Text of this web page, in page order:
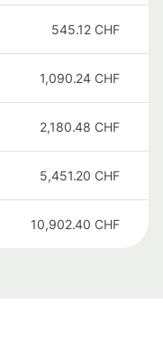
545.12 CHF
1,090.24 CHF
2,180.48 CHF
5,451.20 CHF
10,902.40 CHF